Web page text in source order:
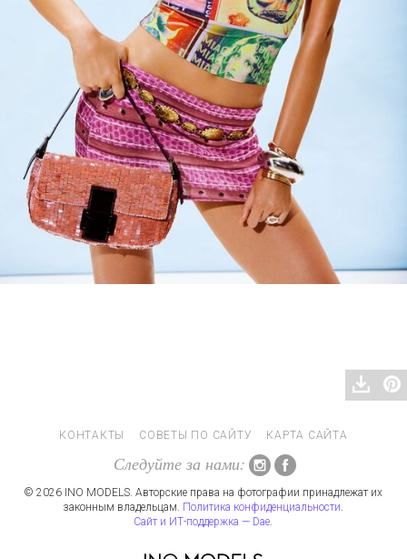
КОНТАКТЫ СОВЕТЫ ПО САЙТУ КАРТА САЙТА
Следуйте за нами:
© 2026 INO MODELS. Авторские права на фотографии принадлежат их
законным владельцам. Политика конфиденциальности.
Сайт и ИТ-поддержка — Dae.